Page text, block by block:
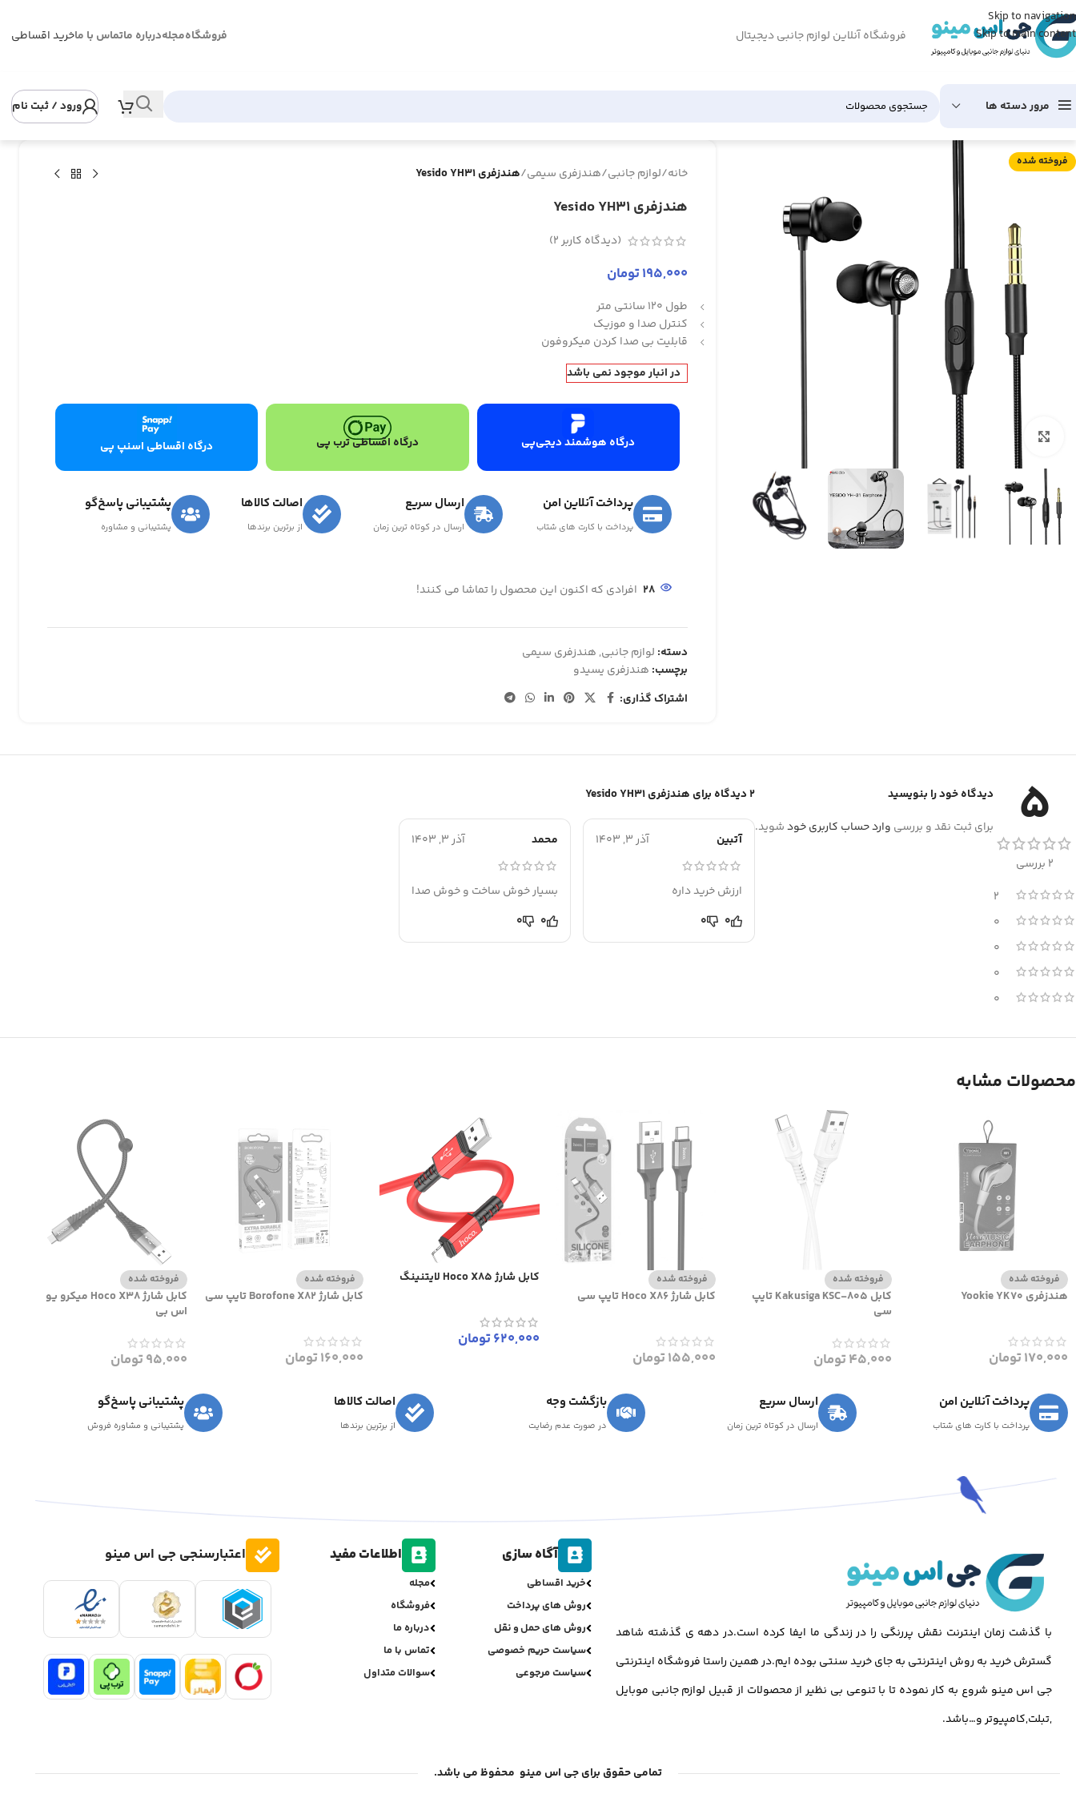
Skip to navigation
Skip to main content
فروشگاه آنلاین لوازم جانبی دیجیتال فروشگاهمجلهدرباره ماتماس با ماخرید اقساطی
مرور دسته ها ورود / ثبت نام
فروخته شده
برای بزرگنمایی کلیک کنید
خانه/لوازم جانبی/هندزفری سیمی/هندزفری Yesido YH31
هندزفری Yesido YH31
(دیدگاه کاربر2
)
195,000تومان
طول 120 سانتی متر
کنترل صدا و موزیک
قابلیت بی صدا کردن میکروفون
در انبار موجود نمی باشد
درگاه هوشمند دیجی‌پی درگاه اقساطی ترب پی درگاه اقساطی اسنپ پی
پرداخت آنلاین امن
پرداخت با کارت های شتاب
ارسال سریع
ارسال در کوتاه ترین زمان
اصالت کالاها
از برترین برندها
پشتیبانی پاسخ‌گو
پشتیبانی و مشاوره
28 افرادی که اکنون این محصول را تماشا می کنند!
دسته: لوازم جانبی, هندزفری سیمی
برچسب: هندزفری یسیدو
اشتراک گذاری:
5
2 بررسی
2
0
0
0
0
2 دیدگاه برای هندزفری Yesido YH31
آتبین آذر 3, 1403
ارزش خرید داره
0
0
محمد آذر 3, 1403
بسیار خوش ساخت و خوش صدا
0
0
دیدگاه خود را بنویسید
برای ثبت نقد و بررسی وارد حساب کاربری خودشوید.
محصولات مشابه
فروخته شده
هندزفری Yookie YK70
170,000تومان
فروخته شده
کابل Kakusiga KSC-805 تایپ
سی
45,000تومان
فروخته شده
کابل شارژ Hoco X86 تایپ سی
155,000تومان
کابل شارژ Hoco X85 لایتنینگ
620,000تومان
فروخته شده
کابل شارژ Borofone X82 تایپ سی
160,000تومان
فروخته شده
کابل شارژ Hoco X38 میکرو یو
اس بی
95,000تومان
پرداخت آنلاین امن
پرداخت با کارت های شتاب
ارسال سریع
ارسال در کوتاه ترین زمان
بازگشت وجه
در صورت عدم رضایت
اصالت کالاها
از برترین برندها
پشتیبانی پاسخ‌گو
پشتیبانی و مشاوره فروش
با گذشت زمان اینترنت نقش پررنگی را در زندگی ما ایفا کرده است.در دهه ی گذشته شاهد
گسترش خرید به روش اینترنتی به جای خرید سنتی بوده ایم.در همین راستا فروشگاه اینترنتی
جی اس مینو شروع به کار نموده تا با تنوعی بی نظیر از محصولات از قبیل لوازم جانبی موبایل
,تبلت,کامپیوتر و…باشد.
آگاه سازی
خرید اقساطی
روش های پرداخت
روش های حمل و نقل
سیاست حریم خصوصی
سیاست مرجوعی
اطلاعات مفید
مجله
فروشگاه
درباره ما
تماس با ما
سوالات متداول
اعتبارسنجی جی اس مینو
تمامی حقوق برای جی اس مینو محفوظ می باشد.